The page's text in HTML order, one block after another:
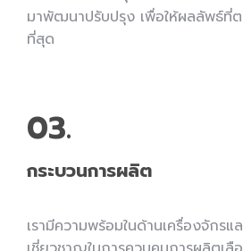
มาพัฒนาปรับปรุง เพื่อให้ผลลัพธ์ที่
ที่สุด
03.
กระบวนการผลิต
เรามีความพร้อมในด้านเครื่องจักรแ